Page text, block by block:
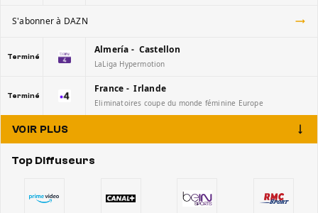
S'abonner à DAZN
Terminé
Almería - Castellon
LaLiga Hypermotion
Terminé
France - Irlande
Eliminatoires coupe du monde féminine Europe
VOIR PLUS
Top Diffuseurs